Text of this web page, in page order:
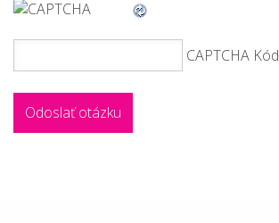
CAPTCHA Kód